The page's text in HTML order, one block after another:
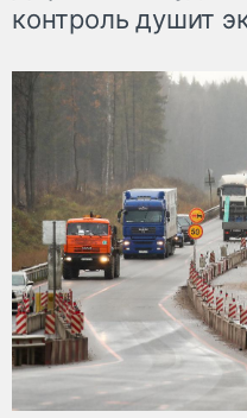
контроль душит